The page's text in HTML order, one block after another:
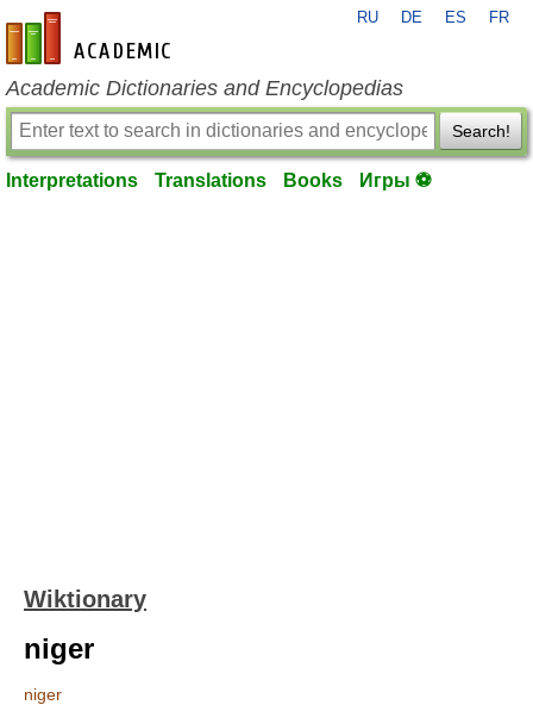
en-academic.com
RU DE ES FR
Academic Dictionaries and Encyclopedias
Search!
Interpretations Translations Books Игры ⚽
Wiktionary
niger
niger